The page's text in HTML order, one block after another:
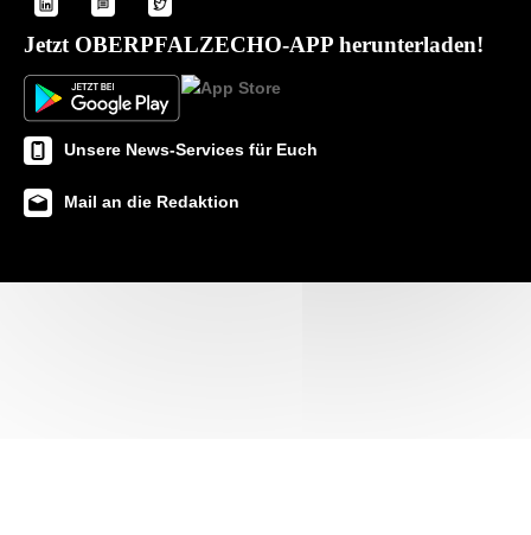
Jetzt OBERPFALZECHO-APP herunterladen!
Unsere News-Services für Euch
Mail an die Redaktion